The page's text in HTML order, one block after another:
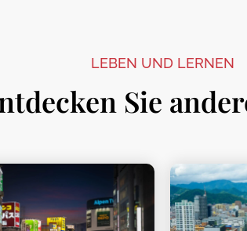
LEBEN UND LERNEN
Sie